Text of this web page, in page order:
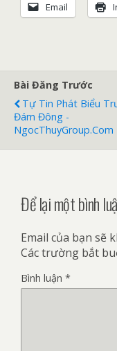
Email
Bài Đăng Trước
Tự Tin Phát Biểu
Đám Đông -
NgocThuyGroup.com
Để lại một bình
Email của bạn sẽ
Các trường bắt
Bình luận *